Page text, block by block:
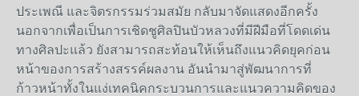
ประเพณี และจิตรกรรมร่วมสมัย กลับมาจัดแสดงอีกครั้ง
นอกจากเพื่อเป็นการเชิดชูศิลปินบัวหลวงที่มีฝีมือที่โดดเด่น
ทางศิลปะแล้ว ยังสามารถสะท้อนให้เห็นถึงแนวคิดยุคก่อน
หน้าของการสร้างสรรค์ผลงาน อันนำมาสู่พัฒนาการที่
ก้าวหน้าทั้งในแง่เทคนิคกระบวนการและแนวความคิดของ